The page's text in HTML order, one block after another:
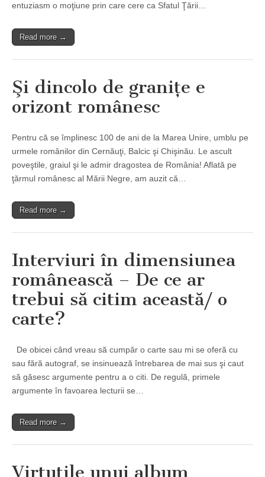
entuziasm o moţiune prin care cere ca Sfatul Ţării…
Read more →
Şi dincolo de graniţe e
orizont românesc
Pentru că se împlinesc 100 de ani de la Marea Unire, umblu pe
urmele românilor din Cernăuţi, Balcic şi Chişinău. Le ascult
poveştile, graiul şi le admir dragostea de România! Aflată pe
ţărmul românesc al Mării Negre, am auzit că…
Read more →
Interviuri în dimensiunea
românească – De ce ar
trebui să citim această/ o
carte?
De obicei când vreau să cumpăr o carte sau mi se oferă cu
sau fără autograf, se insinuează întrebarea de mai sus şi caut
să găsesc argumente pentru a o citi. De regulă, primele
argumente în favoarea lecturii se…
Read more →
Virtuţile unui album